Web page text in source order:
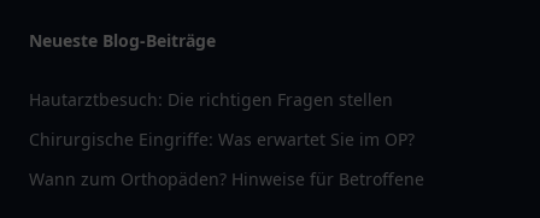
Neueste Blog-Beiträge
Hautarztbesuch: Die richtigen Fragen stellen
Chirurgische Eingriffe: Was erwartet Sie im OP?
Wann zum Orthopäden? Hinweise für Betroffene